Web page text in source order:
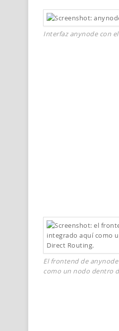
Interfaz anynode con
El frontend de
como un nodo dentro